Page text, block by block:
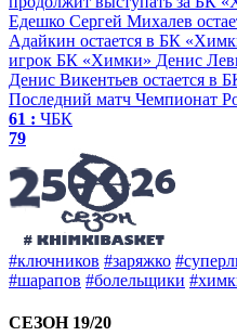
Едешко Сергей Михалев
Адайкин остается в БК
игрок БК «Химки» Денис
Денис Викентьев остается в
Последний матч Чемпионат
61 : ЧБК
79
#ключников #заряжко
#шарапов #болельщики
СЕЗОН 19/20